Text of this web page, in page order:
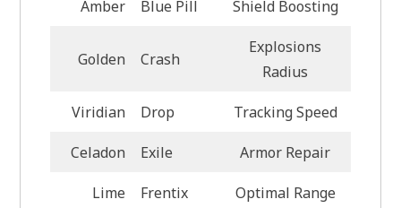
Amber Blue Pill Shield Boosting
Golden Crash
Explosions
Radius
Viridian Drop Tracking Speed
Celadon Exile Armor Repair
Lime Frentix Optimal Range